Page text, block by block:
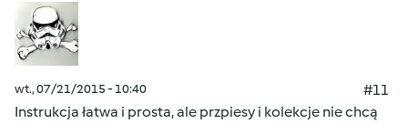
wt., 07/21/2015 - 10:40
#11
Instrukcja łatwa i prosta, ale przpiesy i kolekcje nie chcą